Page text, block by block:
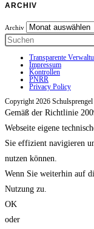
ARCHIV
Archiv
Transparente
Impressum
Kontrollen
PNRR
Privacy Policy
Copyright 2026
Gemäß der Richtlinie
Webseite eigene
Sie effizient navigieren
nutzen können.
Wenn Sie weiterhin auf
Nutzung zu.
OK
oder